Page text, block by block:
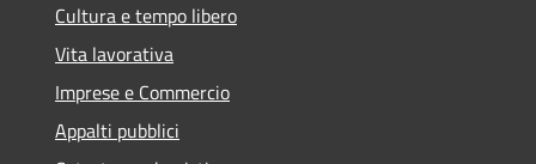
Cultura e tempo libero
Vita lavorativa
Imprese e Commercio
Appalti pubblici